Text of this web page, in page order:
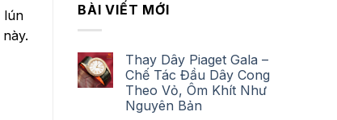
lún
BÀI VIẾT MỚI
Thay Dây Piaget Gala –
Chế Tác Đầu Dây Cong
Theo Vỏ, Ôm Khít Như
Nguyên Bản